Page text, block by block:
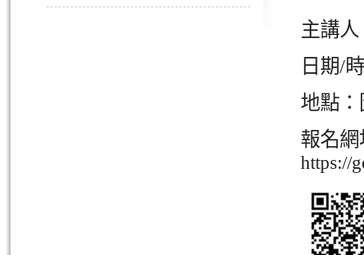
主講
日期/
地點
報名
https://